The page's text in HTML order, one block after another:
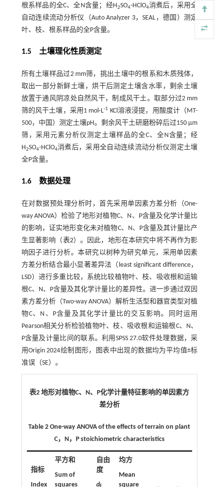
根系样品的全C、全N含量；经H2SO4-HClO4消煮后，采用全
自动连续流动分析仪（Auto Analyzer 3，SEAL，德国）测定
叶、枝、根系样品的全P含量。
1.5土壤理化性质测定
所有土壤样品过2 mm筛，挑出土壤中的根系和木质残体，
取出一部分新鲜土壤，烘干后测定土壤含水率，剩余土壤
放置于通风阴凉处自然风干，制成风干土。取部分过2 mm
筛的风干土壤，采用1 mol·L-1 KCl溶液浸提，用酸度计（MT-
500，中国）测定土壤pH。剩余风干土研磨粉碎后过150 μm
筛，采用元素分析仪测定土壤样品的全C、全N含量；经
H2SO4-HClO4消煮后，采用全自动连续流动分析仪测定土壤
全P含量。
1.6数据处理
在对数据预处理分析时，首先采用单因素方差分析（One-
way ANOVA）检验了地形对植物C、N、P含量及化学计量比
的影响，证实地形变化未对植物C、N、P含量及其计量比产
生显著影响（表2）。因此，地形在本研究中将不再作为影
响因子进行分析。本研究以树种为研究单元，采用单因素
方差分析结合最小显著差异法（least significant difference，
LSD）进行多重比较，系统比较植物叶、枝、吸收根和运输
根C、N、P含量及其化学计量比的差异性。进一步通过双因
素方差分析（Two-way ANOVA）解析生活型和器官类型对植
物C、N、P含量及其化学计量比的交互影响。同时运用
Pearson相关分析检验植物叶、枝、吸收根和运输根C、N、
P含量及计量比间的联系。利用SPSS 27.0软件处理数据，采
用Origin 2024绘制图形，图表中出现的数据均为平均值±标
准误（SE）。
表2 地形对植物C、N、P化学计量特征影响的单因素方
差分析
Table 2One-way ANOVA of the effects of terrain on plant
C， N， P stoichiometric characteristics
指标
Index
平方和
Sum of
squares
自由
度
d
均方
Mean
square